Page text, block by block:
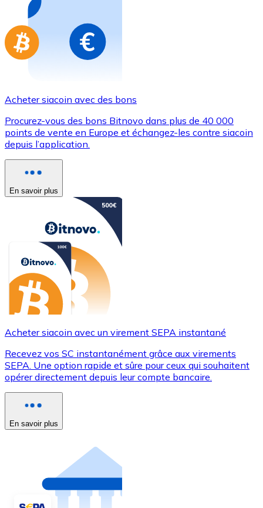
Aller à la boutique de cartes-cadeaux
Acheter siacoin avec des bons
Procurez-vous des bons Bitnovo dans plus de 40 000
points de vente en Europe et échangez-les contre siacoin
depuis l’application.
En savoir plus
Acheter siacoin avec un virement SEPA instantané
Recevez vos SC instantanément grâce aux virements
SEPA. Une option rapide et sûre pour ceux qui souhaitent
opérer directement depuis leur compte bancaire.
En savoir plus